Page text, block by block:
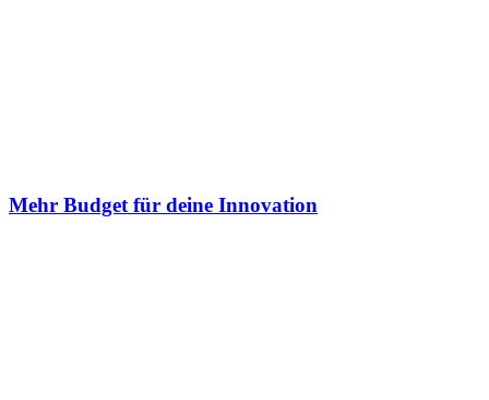
Mehr Budget für deine Innovation